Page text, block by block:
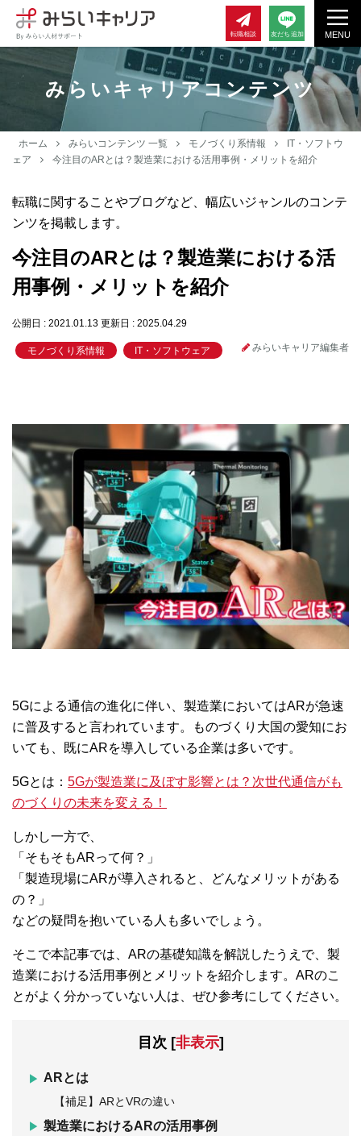
MENU
転職相談 友だち追加
みらいキャリアコンテンツ
ホーム みらいコンテンツ 一覧 モノづくり系情報
IT・ソフトウ
ェア
今注目のARとは？製造業における活用事例・メリットを紹介
転職に関することやブログなど、幅広いジャンルのコンテ
ンツを掲載します。
今注目のARとは？製造業における活
用事例・メリットを紹介
公開日 : 2021.01.13 更新日 : 2025.04.29
モノづくり系情報 IT・ソフトウェア みらいキャリア編集者
5Gによる通信の進化に伴い、製造業においてはARが急速
に普及すると言われています。ものづくり大国の愛知にお
いても、既にARを導入している企業は多いです。
5Gとは： 5Gが製造業に及ぼす影響とは？次世代通信がも
のづくりの未来を変える！
しかし一方で、
「そもそもARって何？」
「製造現場にARが導入されると、どんなメリットがある
の？」
などの疑問を抱いている人も多いでしょう。
そこで本記事では、ARの基礎知識を解説したうえで、製
造業における活用事例とメリットを紹介します。ARのこ
とがよく分かっていない人は、ぜひ参考にしてください。
目次 [非表示]
ARとは
【補足】ARとVRの違い
製造業におけるARの活用事例